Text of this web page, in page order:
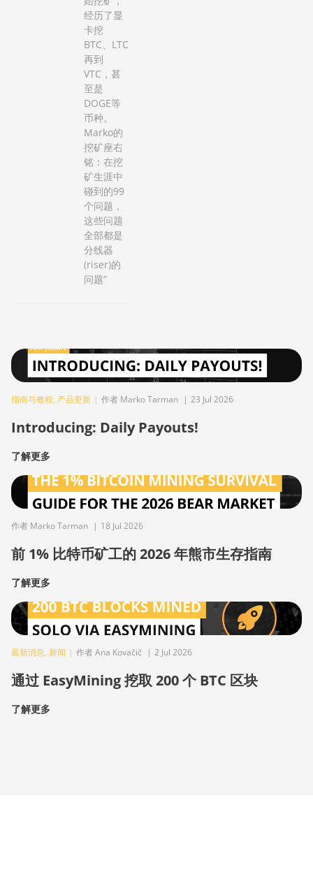
经历了显
卡挖
BTC、LTC
再到
VTC，甚
至是
DOGE等
币种。
Marko的
挖矿座右
铭：在挖
矿生涯中
碰到的99
个问题，
这些问题
全部都是
分线器
(riser)的
问题”
指南与教程, 产品更新 | 作者 Marko Tarman | 23 Jul 2026
Introducing: Daily Payouts!
了解更多
作者 Marko Tarman | 18 Jul 2026
前 1% 比特币矿工的 2026 年熊市生存指南
了解更多
最新消息, 新闻 | 作者 Ana Kovačič | 2 Jul 2026
通过 EasyMining 挖取 200 个 BTC 区块
了解更多